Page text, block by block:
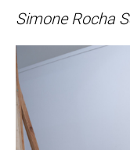
Simone Rocha